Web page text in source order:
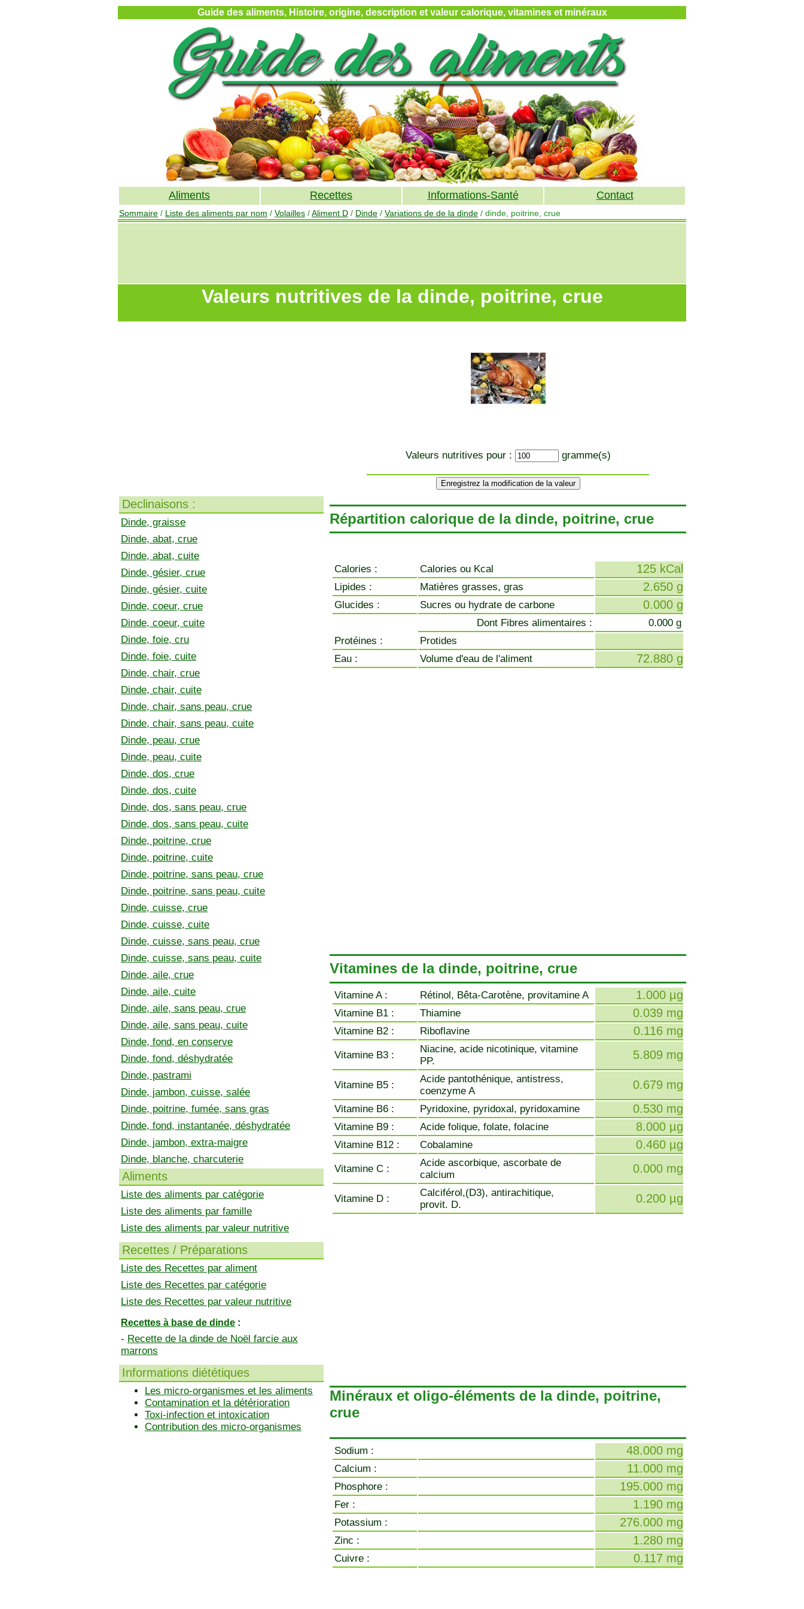
Guide des aliments, Histoire, origine, description et valeur calorique, vitamines et minéraux
Aliments Recettes Informations-Santé Contact
Sommaire / Liste des aliments par nom / Volailles /Aliment D / Dinde / Variations de de la dinde / dinde, poitrine, crue
Valeurs nutritives de la dinde, poitrine, crue
Declinaisons :
Dinde, graisse
Dinde, abat, crue
Dinde, abat, cuite
Dinde, gésier, crue
Dinde, gésier, cuite
Dinde, coeur, crue
Dinde, coeur, cuite
Dinde, foie, cru
Dinde, foie, cuite
Dinde, chair, crue
Dinde, chair, cuite
Dinde, chair, sans peau, crue
Dinde, chair, sans peau, cuite
Dinde, peau, crue
Dinde, peau, cuite
Dinde, dos, crue
Dinde, dos, cuite
Dinde, dos, sans peau, crue
Dinde, dos, sans peau, cuite
Dinde, poitrine, crue
Dinde, poitrine, cuite
Dinde, poitrine, sans peau, crue
Dinde, poitrine, sans peau, cuite
Dinde, cuisse, crue
Dinde, cuisse, cuite
Dinde, cuisse, sans peau, crue
Dinde, cuisse, sans peau, cuite
Dinde, aile, crue
Dinde, aile, cuite
Dinde, aile, sans peau, crue
Dinde, aile, sans peau, cuite
Dinde, fond, en conserve
Dinde, fond, déshydratée
Dinde, pastrami
Dinde, jambon, cuisse, salée
Dinde, poitrine, fumée, sans gras
Dinde, fond, instantanée, déshydratée
Dinde, jambon, extra-maigre
Dinde, blanche, charcuterie
Aliments
Liste des aliments par catégorie
Liste des aliments par famille
Liste des aliments par valeur nutritive
Recettes / Préparations
Liste des Recettes par aliment
Liste des Recettes par catégorie
Liste des Recettes par valeur nutritive
Recettes à base de dinde :
- Recette de la dinde de Noël farcie aux
marrons
Informations diététiques
Les micro-organismes et les aliments
Contamination et la détérioration
Toxi-infection et intoxication
Contribution des micro-organismes
Valeurs nutritives pour : gramme(s)
Répartition calorique de la dinde, poitrine, crue
Calories : Calories ou Kcal 125 kCal
Lipides : Matières grasses, gras 2.650 g
Glucides : Sucres ou hydrate de carbone 0.000 g
Dont Fibres alimentaires :
0.000 g
Protéines :
Protides
Eau :
Volume d'eau de l'aliment 72.880 g
Vitamines de la dinde, poitrine, crue
Vitamine A : Rétinol, Bêta-Carotène, provitamine A 1.000 µg
Vitamine B1 : Thiamine 0.039 mg
Vitamine B2 : Riboflavine 0.116 mg
Vitamine B3 :
Niacine, acide nicotinique, vitamine
PP.
5.809 mg
Vitamine B5 :
Acide pantothénique, antistress,
coenzyme A
0.679 mg
Vitamine B6 : Pyridoxine, pyridoxal, pyridoxamine 0.530 mg
Vitamine B9 : Acide folique, folate, folacine 8.000 µg
Vitamine B12 : Cobalamine 0.460 µg
Vitamine C :
Acide ascorbique, ascorbate de
calcium
0.000 mg
Vitamine D :
Calciférol,(D3), antirachitique,
provit. D.
0.200 µg
Minéraux et oligo-éléments de la dinde, poitrine,
crue
Sodium : 48.000 mg
Calcium : 11.000 mg
Phosphore : 195.000 mg
Fer : 1.190 mg
Potassium : 276.000 mg
Zinc : 1.280 mg
Cuivre : 0.117 mg